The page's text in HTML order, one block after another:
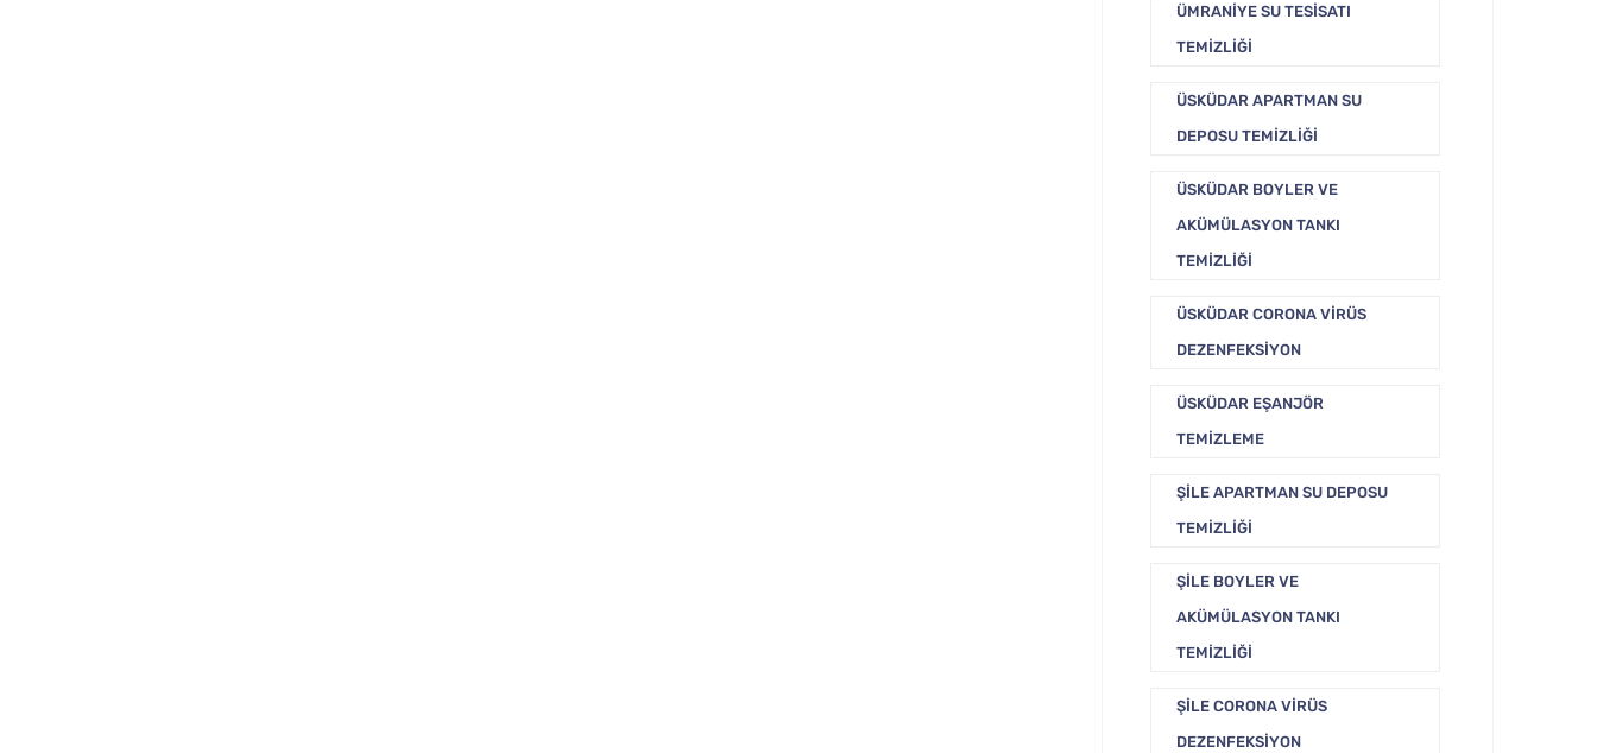
ÜMRANIYE SU TESISATI
TEMIZLIĞI
ÜSKÜDAR APARTMAN SU
DEPOSU TEMIZLIĞI
ÜSKÜDAR BOYLER VE
AKÜMÜLASYON TANKI
TEMIZLIĞI
ÜSKÜDAR CORONA VIRÜS
DEZENFEKSIYON
ÜSKÜDAR EŞANJÖR
TEMIZLEME
ŞILE APARTMAN SU DEPOSU
TEMIZLIĞI
ŞILE BOYLER VE
AKÜMÜLASYON TANKI
TEMIZLIĞI
ŞILE CORONA VIRÜS
DEZENFEKSIYON